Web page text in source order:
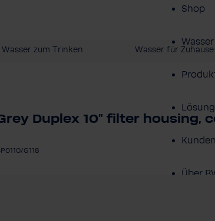
Shop
Über
Wasser zum Trinken Wasser für Zuhause
Duplex 10" filter housing,
G118